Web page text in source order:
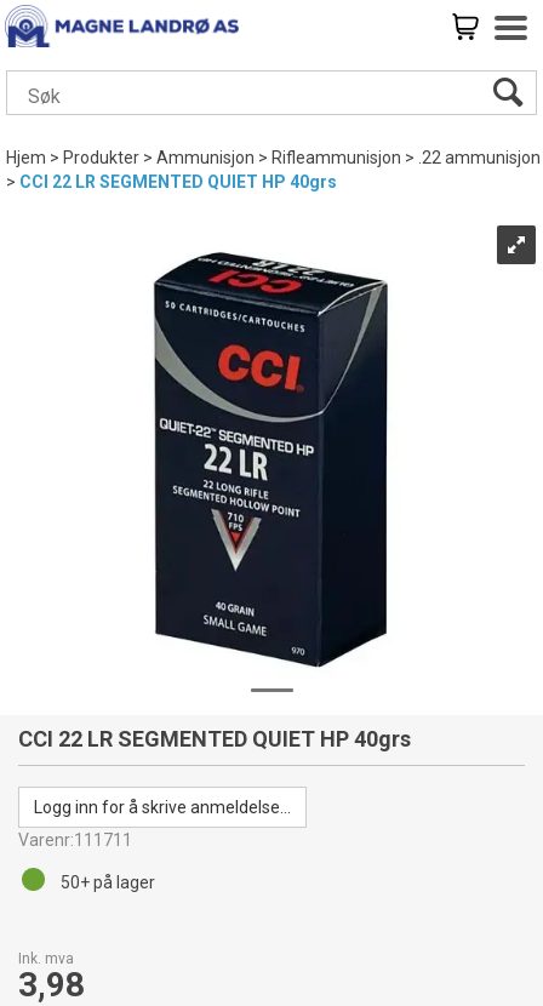
Hjem>Produkter>Ammunisjon>Rifleammunisjon> .22 ammunisjon
>CCI 22 LR SEGMENTED QUIET HP 40grs
CCI 22 LR SEGMENTED QUIET HP 40grs
Logg inn for å skrive anmeldelse...
Varenr:111711
Ink. mva
3,98
50+på lager